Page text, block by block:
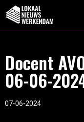
Docent
06-06-
07-06-2024